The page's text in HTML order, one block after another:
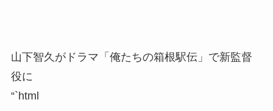
山下智久がドラマ「俺たちの箱根駅伝」で新監督
役に
“`html